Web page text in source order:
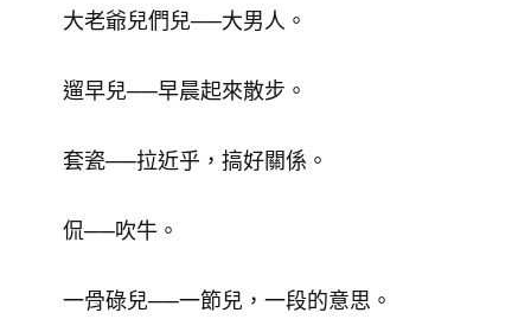
大老爺兒們兒──大男人。
遛早兒──早晨起來散步。
套瓷──拉近乎，搞好關係。
侃──吹牛。
一骨碌兒──一節兒，一段的意思。